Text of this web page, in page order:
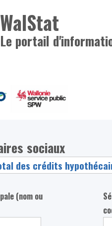
WalStat
Le portail
sociaux
(nom ou